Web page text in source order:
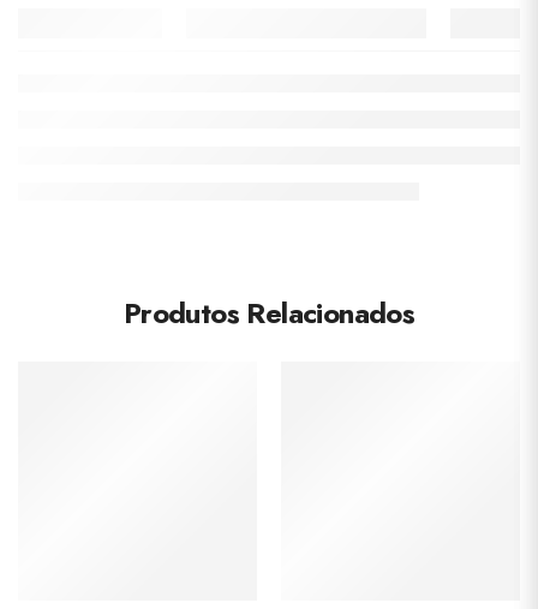
Produtos Relacionados